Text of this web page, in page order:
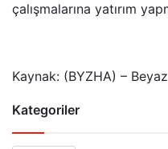
çalışmalarına yatırım
Kaynak: (BYZHA) –
Kategoriler